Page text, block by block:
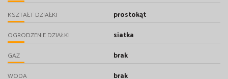
KSZTAŁT DZIAŁKI prostokąt
OGRODZENIE DZIAŁKI siatka
GAZ brak
WODA brak